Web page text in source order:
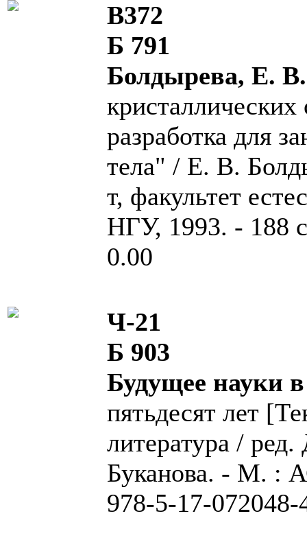
В372
Б 791
Болдырева, Е.
кристаллических
разработка для
тела" / Е. В.
т, факультет
НГУ, 1993. - 188
0.00
Ч-21
Б 903
Будущее науки в
пятьдесят лет
литература /
Буканова. - М. :
978-5-17-072048-